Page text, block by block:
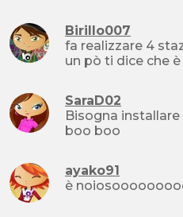
Birillo007
fa realizzare 4
SaraD02
Bisogna
boo boo
ayako91